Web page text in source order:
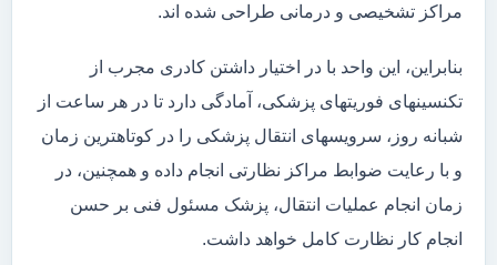
مراکز تشخیصی و درمانی طراحی شده اند.
بنابراین، این واحد با در اختیار داشتن کادری مجرب از
تکنسینهای فوریتهای پزشکی، آمادگی دارد تا در هر ساعت از
شبانه روز، سرویسهای انتقال پزشکی را در کوتاهترین زمان
و با رعایت ضوابط مراکز نظارتی انجام داده و همچنین، در
زمان انجام عملیات انتقال، پزشک مسئول فنی بر حسن
انجام کار نظارت کامل خواهد داشت.